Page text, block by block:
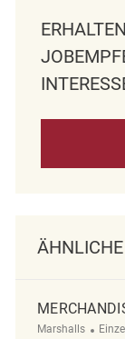
Marshalls